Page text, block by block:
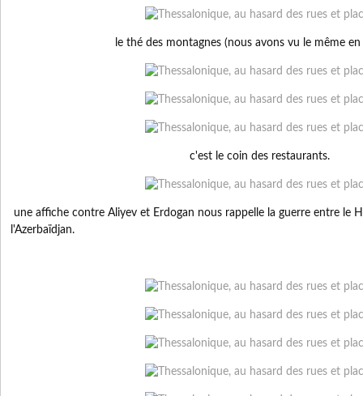
le thé des montagnes (nous avons vu le même en
c'est le coin des restaurants.
une affiche contre Aliyev et Erdogan nous rappelle la guerre entre le
l'Azerbaïdjan.